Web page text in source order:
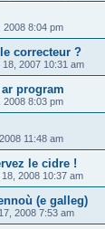
2008 8:04 pm
correcteur ?
18, 2007 10:31 am
program
2008 8:03 pm
11:48 am
le cidre !
2008 10:37 am
(e galleg)
2008 7:53 am